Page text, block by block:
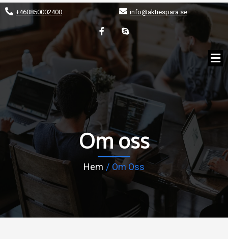
+460850002400 info@aktiespara.se
Om oss
Hem / Om Oss